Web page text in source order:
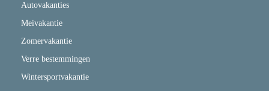
Autovakanties
Meivakantie
Zomervakantie
Verre bestemmingen
Wintersportvakantie